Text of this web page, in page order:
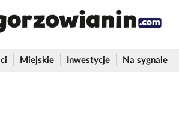
Miejskie Inwestycje Na sygnale